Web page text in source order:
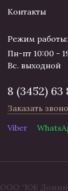
Контакты
Режим работы:
Пн-пт 10:00 -
Вс. выходной
8 (3452) 63
Заказать
Viber
ООО “ЮК